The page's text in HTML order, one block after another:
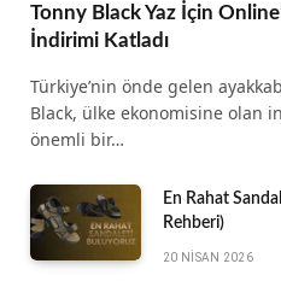
Tonny Black Yaz İçin
İndirimi Katladı
Türkiye’nin önde gelen
Black, ülke ekonomisine olan
önemli bir…
En Rahat
Rehberi)
20 NISAN 2026